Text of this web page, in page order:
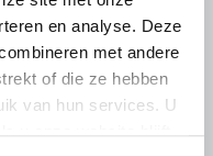
en analyse. Deze
met andere
of die ze hebben
van hun services. U
(JA21)